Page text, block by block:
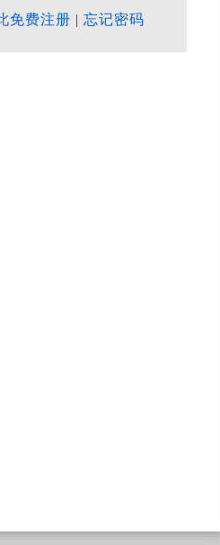
免费注册 | 忘记密码